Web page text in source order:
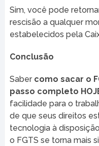
Sim, você pode
rescisão a qualquer
estabelecidos pela
Conclusão
Saber como sacar o
passo completo
facilidade para o
de que seus direitos
tecnologia à
o FGTS se torna mais